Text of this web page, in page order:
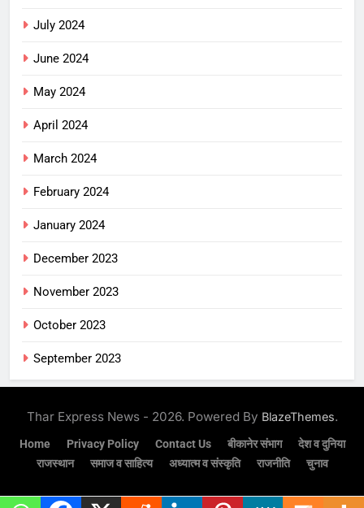
July 2024
June 2024
May 2024
April 2024
March 2024
February 2024
January 2024
December 2023
November 2023
October 2023
September 2023
Thar Express News - 2026. Powered By BlazeThemes.
Home Privacy Policy Contact Us बीकानेर संभाग
देश व दुनिया
राजस्थान
समाज व साहित्य अध्यात्म व संस्कृति राजनीति चुनाव